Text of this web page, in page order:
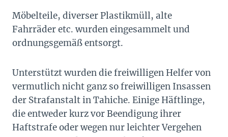
Möbelteile, diverser Plastikmüll, alte
Fahrräder etc. wurden eingesammelt und
ordnungsgemäß entsorgt.
Unterstützt wurden die freiwilligen Helfer von
vermutlich nicht ganz so freiwilligen Insassen
der Strafanstalt in Tahiche. Einige Häftlinge,
die entweder kurz vor Beendigung ihrer
Haftstrafe oder wegen nur leichter Vergehen